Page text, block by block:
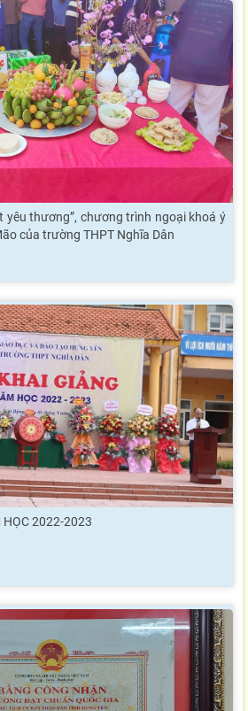
yêu thương”, chương trình ngoại khoá ý
của trường THPT Nghĩa Dân
HỌC 2022-2023